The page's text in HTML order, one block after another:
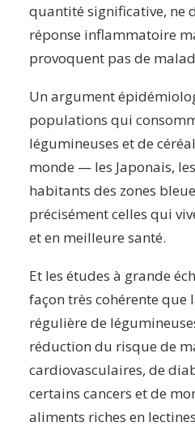
quantité significative, ne
réponse inflammatoire
provoquent pas de
Un argument
populations qui
légumineuses et de
monde — les Japonais,
habitants des zones
précisément celles qui
et en meilleure santé.
Et les études à grande
façon très cohérente que
régulière de
réduction du risque de
cardiovasculaires, de
certains cancers et de
aliments riches en